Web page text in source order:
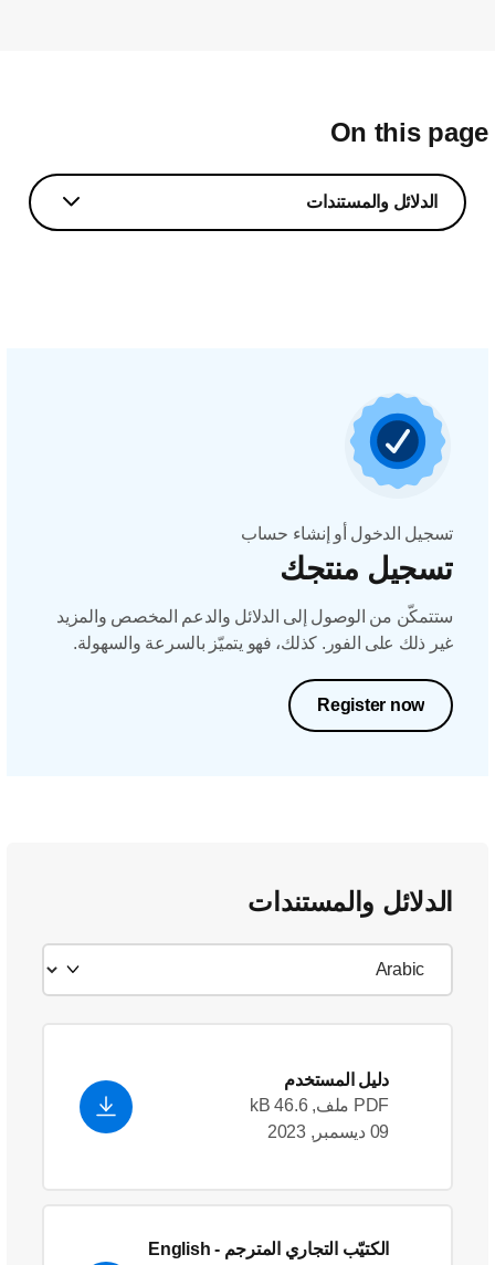
On this
الدلائل والمستندات
تسجيل الدخول أو إنشاء حساب
تسجيل منتجك
ستتمكّن من الوصول إلى الدلائل والدعم المخصص والمزيد
غير ذلك على الفور. كذلك، فهو يتميّز بالسرعة والسهولة.
Register now
الدلائل والمستندات
دليل المستخدم
PDF ملف, 46.6 kB
09 ديسمبر, 2023
الكتيّب التجاري المترجم
- English